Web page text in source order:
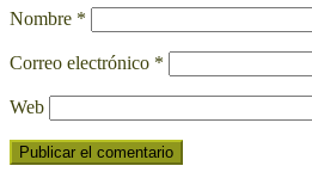
Nombre *
Correo electrónico *
Web